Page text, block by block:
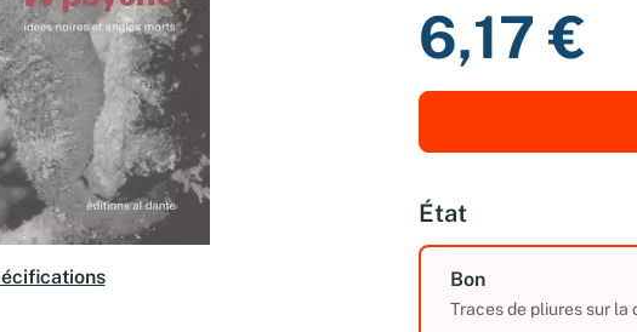
6,17 €
État
Bon
Traces de pliures sur la